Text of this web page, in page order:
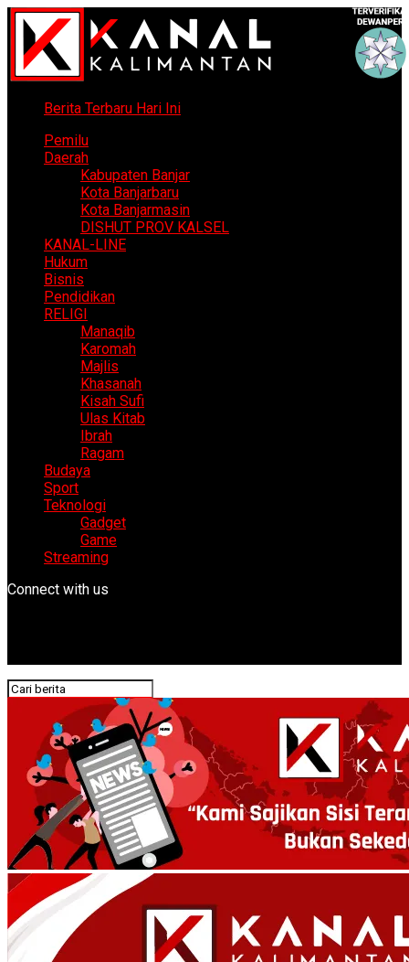
Berita Terbaru Hari Ini
Pemilu
Daerah
Kabupaten Banjar
Kota Banjarbaru
Kota Banjarmasin
DISHUT PROV KALSEL
KANAL-LINE
Hukum
Bisnis
Pendidikan
RELIGI
Manaqib
Karomah
Majlis
Khasanah
Kisah Sufi
Ulas Kitab
Ibrah
Ragam
Budaya
Sport
Teknologi
Gadget
Game
Streaming
Connect with us